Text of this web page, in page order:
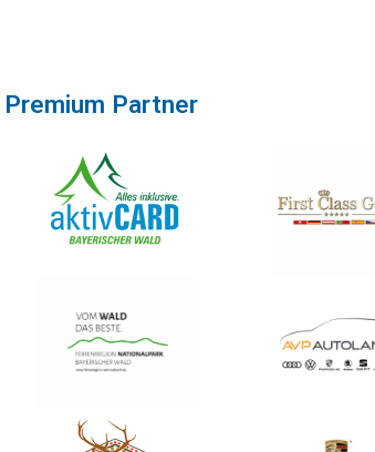
Premium Partner